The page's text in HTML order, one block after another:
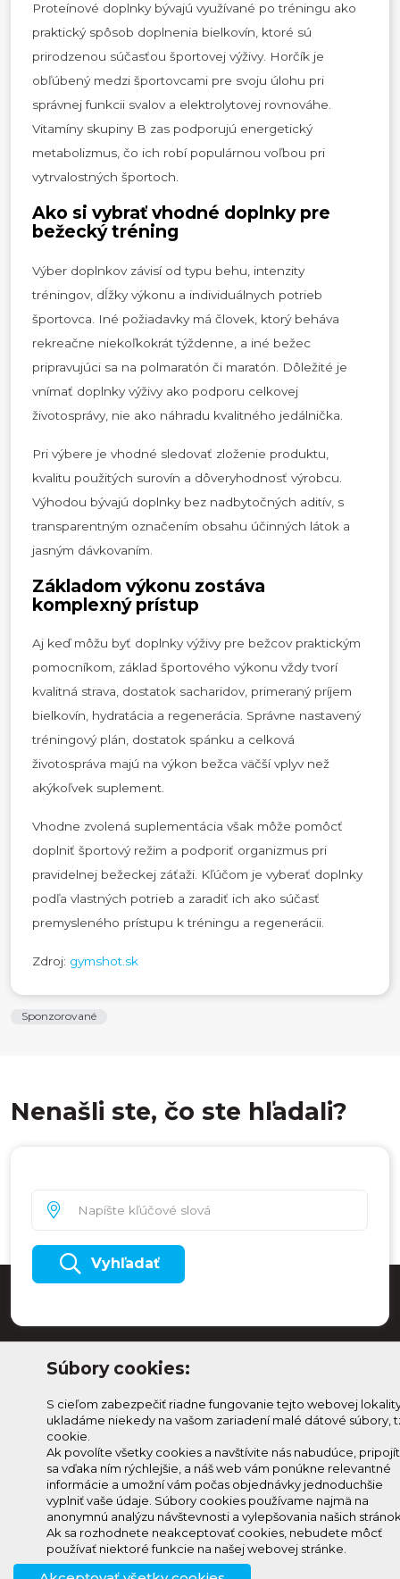
Proteínové doplnky bývajú využívané po tréningu ako
praktický spôsob doplnenia bielkovín, ktoré sú
prirodzenou súčasťou športovej výživy. Horčík je
obľúbený medzi športovcami pre svoju úlohu pri
správnej funkcii svalov a elektrolytovej rovnováhe.
Vitamíny skupiny B zas podporujú energetický
metabolizmus, čo ich robí populárnou voľbou pri
vytrvalostných športoch.
Ako si vybrať vhodné doplnky pre
bežecký tréning
Výber doplnkov závisí od typu behu, intenzity
tréningov, dĺžky výkonu a individuálnych potrieb
športovca. Iné požiadavky má človek, ktorý beháva
rekreačne niekoľkokrát týždenne, a iné bežec
pripravujúci sa na polmaratón či maratón. Dôležité je
vnímať doplnky výživy ako podporu celkovej
životosprávy, nie ako náhradu kvalitného jedálnička.
Pri výbere je vhodné sledovať zloženie produktu,
kvalitu použitých surovín a dôveryhodnosť výrobcu.
Výhodou bývajú doplnky bez nadbytočných aditív, s
transparentným označením obsahu účinných látok a
jasným dávkovaním.
Základom výkonu zostáva
komplexný prístup
Aj keď môžu byť doplnky výživy pre bežcov praktickým
pomocníkom, základ športového výkonu vždy tvorí
kvalitná strava, dostatok sacharidov, primeraný príjem
bielkovín, hydratácia a regenerácia. Správne nastavený
tréningový plán, dostatok spánku a celková
životospráva majú na výkon bežca väčší vplyv než
akýkoľvek suplement.
Vhodne zvolená suplementácia však môže pomôcť
doplniť športový režim a podporiť organizmus pri
pravidelnej bežeckej záťaži. Kľúčom je vyberať doplnky
podľa vlastných potrieb a zaradiť ich ako súčasť
premysleného prístupu k tréningu a regenerácii.
Zdroj: gymshot.sk
Sponzorované
Nenašli ste, čo ste hľadali?
Vyhľadať
info@knh.sk
+421 903
Prihlásenie
Zmeniť
nastavenie
cookies
Odoberaj Kam na
Horehroní
Prihlás sa na odber a
dostávaj novinky ako prvý
Súbory cookies:
S cieľom zabezpečiť riadne fungovanie tejto webovej
ukladáme niekedy na vašom zariadení malé dátové súbory,
cookie.
Ak povolíte všetky cookies a navštívite nás nabudúce,
sa vďaka ním rýchlejšie, a náš web vám ponúkne relevantné
informácie a umožní vám počas objednávky jednoduchšie
vyplniť vaše údaje. Súbory cookies používame najmä na
anonymnú analýzu návštevnosti a vylepšovania našich
Ak sa rozhodnete neakceptovať cookies, nebudete môcť
používať niektoré funkcie na našej webovej stránke.